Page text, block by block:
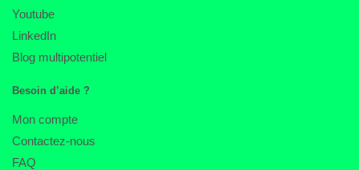
Youtube
LinkedIn
Blog multipotentiel
Besoin d’aide ?
Mon compte
Contactez-nous
FAQ